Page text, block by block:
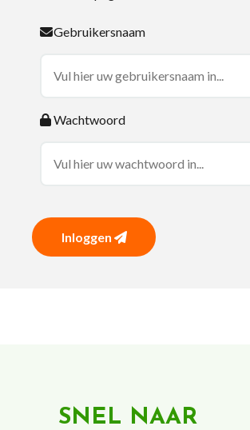
Gebruikersnaam
Wachtwoord
Inloggen
SNEL NAAR